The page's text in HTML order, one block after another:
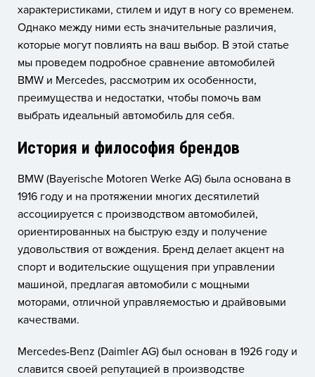
характеристиками, стилем и идут в ногу со временем.
Однако между ними есть значительные различия,
которые могут повлиять на ваш выбор. В этой статье
мы проведем подробное сравнение автомобилей
BMW и Mercedes, рассмотрим их особенности,
преимущества и недостатки, чтобы помочь вам
выбрать идеальный автомобиль для себя.
История и философия брендов
BMW (Bayerische Motoren Werke AG) была основана в
1916 году и на протяжении многих десятилетий
ассоциируется с производством автомобилей,
ориентированных на быструю езду и получение
удовольствия от вождения. Бренд делает акцент на
спорт и водительские ощущения при управлении
машиной, предлагая автомобили с мощными
моторами, отличной управляемостью и драйвовыми
качествами.
Mercedes-Benz (Daimler AG) был основан в 1926 году и
славится своей репутацией в производстве